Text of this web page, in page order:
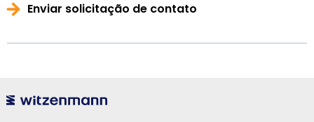
Enviar solicitação de contato